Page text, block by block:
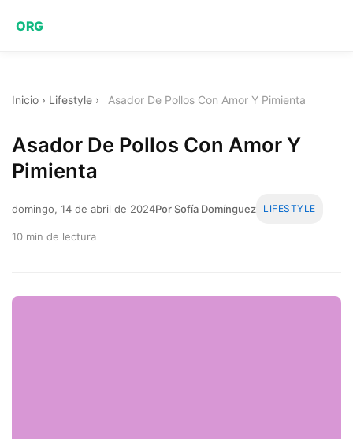
ORG
Inicio › Lifestyle › Asador De Pollos Con Amor Y Pimienta
Asador De Pollos Con Amor Y
Pimienta
domingo, 14 de abril de 2024Por Sofía Domínguez LIFESTYLE
10 min de lectura